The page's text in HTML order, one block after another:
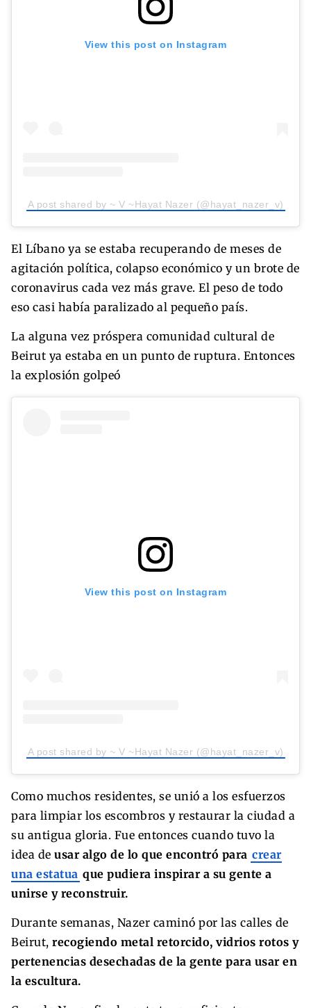
View this post on Instagram
A post shared by ~ V ~Hayat Nazer (@hayat_nazer_v)
El Líbano ya se estaba recuperando de meses de
agitación política, colapso económico y un brote de
coronavirus cada vez más grave. El peso de todo
eso casi había paralizado al pequeño país.
La alguna vez próspera comunidad cultural de
Beirut ya estaba en un punto de ruptura. Entonces
la explosión golpeó
View this post on Instagram
A post shared by ~ V ~Hayat Nazer (@hayat_nazer_v)
Como muchos residentes, se unió a los esfuerzos
para limpiar los escombros y restaurar la ciudad a
su antigua gloria. Fue entonces cuando tuvo la
idea de usar algo de lo que encontró para crear
una estatua que pudiera inspirar a su gente a
unirse y reconstruir.
Durante semanas, Nazer caminó por las calles de
Beirut, recogiendo metal retorcido, vidrios rotos y
pertenencias desechadas de la gente para usar en
la escultura.